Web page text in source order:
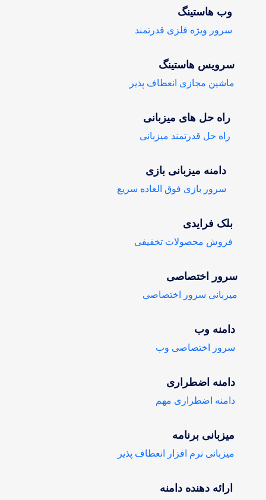
وب هاستینگ
سرور ویژه فلزی قدرتمند
سرویس هاستینگ
ماشین مجازی انعطاف پذیر
راه حل های میزبانی
راه حل قدرتمند میزبانی
دامنه میزبانی بازی
سرور بازی فوق العاده سریع
بلک فرایدی
فروش محصولات تخفیفی
سرور اختصاصی
میزبانی سرور اختصاصی
دامنه وب
سرور اختصاصی وب
دامنه اضطراری
دامنه اضطراری مهم
میزبانی برنامه
میزبانی نرم افزار انعطاف پذیر
ارائه دهنده دامنه